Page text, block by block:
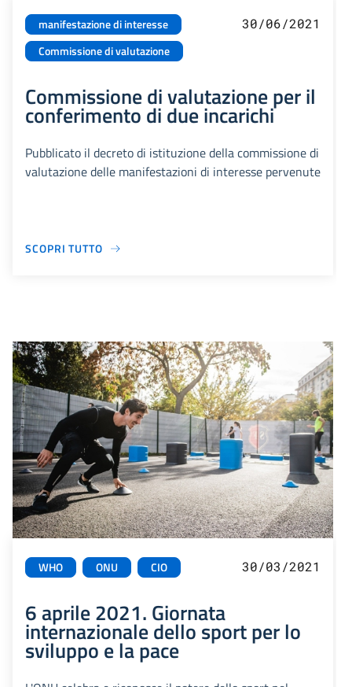
manifestazione di interesse
Commissione di valutazione
30/06/2021
Commissione di valutazione per il
conferimento di due incarichi
Pubblicato il decreto di istituzione della commissione di
valutazione delle manifestazioni di interesse pervenute
SCOPRI TUTTO
WHO ONU CIO 30/03/2021
6 aprile 2021. Giornata
internazionale dello sport per lo
sviluppo e la pace